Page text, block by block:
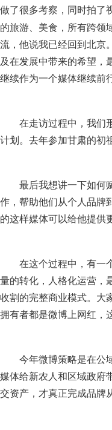
做了很多考察，同时拍了
的旅游、美食，所有跨领
流，他说我已经回到北京
及在发展中带来的希望，
继续作为一个媒体继续前
在走访过程中，我们
计划。去年参加甘肃的初
最后我想讲一下如何
作，帮助他们从个人品牌
的这样媒体可以给他提供
在这个过程中，有一
量的转化，人格化运营，
收割的完整商业模式。大
拥有者都是微博上网红，
今年微博策略是在公
媒体给新农人和区域政府
交资产，才真正完成品牌